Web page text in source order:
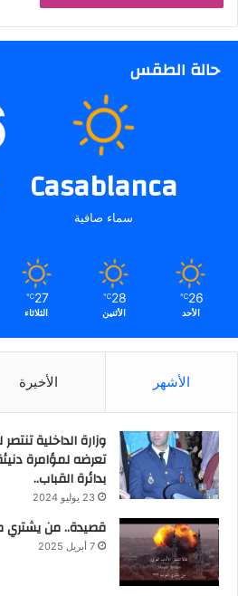
حالة الطقس
Casablanca
سماء صافية
26
℃
الأحد
28
℃
الأثنين
27
℃
الثلاثاء
الأشهر الأخيرة
وزارة الداخلية
تعرضه لمؤامرة
بدائرة القباب..
23 يوليو 2024
قصيدة.. من يشتري
7 أبريل 2025